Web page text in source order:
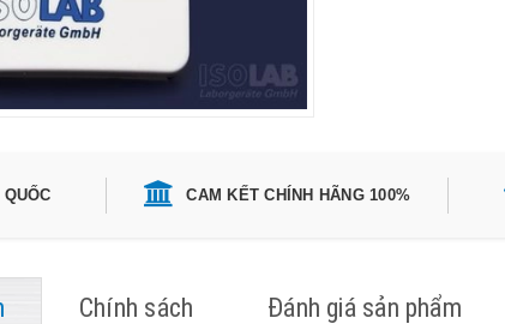
CAM KẾT CHÍNH HÃNG 100%
Chính sách Đánh giá sản phẩm